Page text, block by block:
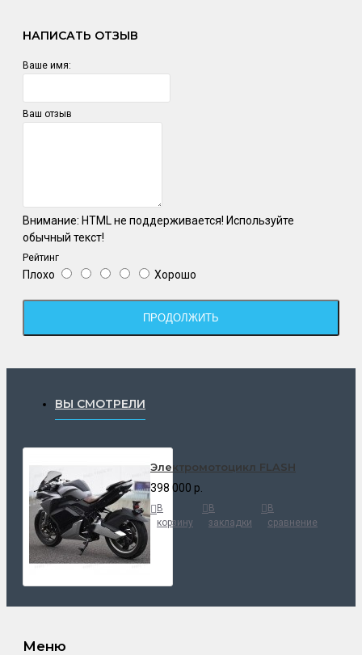
НАПИСАТЬ ОТЗЫВ
Ваше имя:
Ваш отзыв
Внимание: HTML не поддерживается! Используйте
обычный текст!
Рейтинг
Плохо Хорошо
ПРОДОЛЖИТЬ
ВЫ СМОТРЕЛИ
Электромотоцикл FLASH
398 000 р.
В
корзину
В
закладки
В
сравнение
Меню